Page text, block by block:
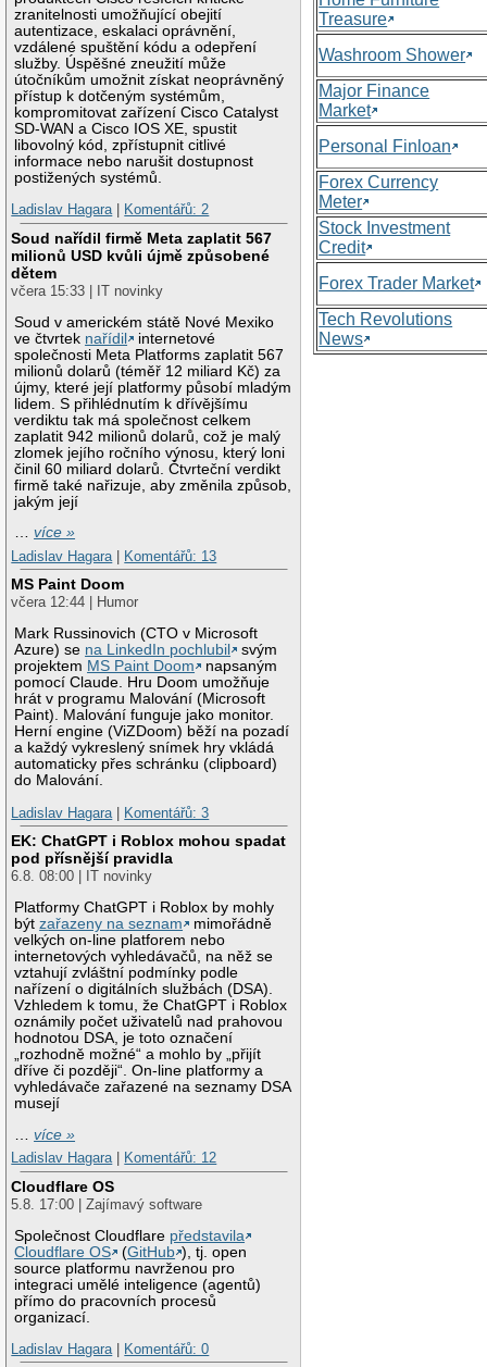
zranitelnosti umožňující obejití
autentizace, eskalaci oprávnění,
vzdálené spuštění kódu a odepření
služby. Úspěšné zneužití může
útočníkům umožnit získat neoprávněný
přístup k dotčeným systémům,
kompromitovat zařízení Cisco Catalyst
SD-WAN a Cisco IOS XE, spustit
libovolný kód, zpřístupnit citlivé
informace nebo narušit dostupnost
postižených systémů.
Ladislav Hagara| Komentářů: 2
Soud nařídil firmě Meta zaplatit 567
milionů USD kvůli újmě způsobené
dětem
včera 15:33 | IT novinky
Soud v americkém státě Nové Mexiko
ve čtvrtek nařídil
internetové
společnosti Meta Platforms zaplatit 567
milionů dolarů (téměř 12 miliard Kč) za
újmy, které její platformy působí mladým
lidem. S přihlédnutím k dřívějšímu
verdiktu tak má společnost celkem
zaplatit 942 milionů dolarů, což je malý
zlomek jejího ročního výnosu, který loni
činil 60 miliard dolarů. Čtvrteční verdikt
firmě také nařizuje, aby změnila způsob,
jakým její
…více »
Ladislav Hagara
Komentářů: 13
MS Paint Doom
včera 12:44 | Humor
Mark Russinovich (CTO v Microsoft
Azure) se na LinkedIn pochlubil
svým
projektem MS Paint Doom
napsaným
pomocí Claude. Hru Doom umožňuje
hrát v programu Malování (Microsoft
Paint). Malování funguje jako monitor.
Herní engine (ViZDoom) běží na pozadí
a každý vykreslený snímek hry vkládá
automaticky přes schránku (clipboard)
do Malování.
Ladislav Hagara
Komentářů: 3
EK: ChatGPT i Roblox mohou spadat
pod přísnější pravidla
6.8. 08:00 | IT novinky
Platformy ChatGPT i Roblox by mohly
býtzařazeny na seznam
mimořádně
velkých on-line platforem nebo
internetových vyhledávačů, na něž se
vztahují zvláštní podmínky podle
nařízení o digitálních službách (DSA).
Vzhledem k tomu, že ChatGPT i Roblox
oznámily počet uživatelů nad prahovou
hodnotou DSA, je toto označení
„rozhodně možné“ a mohlo by „přijít
dříve či později“. On-line platformy a
vyhledávače zařazené na seznamy DSA
musejí
…více »
Ladislav Hagara| Komentářů: 12
Cloudflare OS
5.8. 17:00 | Zajímavý software
Společnost Cloudflare představila
Cloudflare OS
(GitHub ), tj. open
source platformu navrženou pro
integraci umělé inteligence (agentů)
přímo do pracovních procesů
organizací.
Ladislav Hagara| Komentářů: 0
Treasure
Washroom Shower
Major Finance
Market
Personal Finloan
Forex Currency
Meter
Stock Investment
Credit
Forex Trader Market
Tech Revolutions
News